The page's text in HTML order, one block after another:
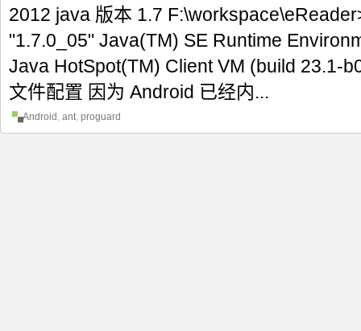
2012 java 版本 1.7
"1.7.0_05" Java(TM) SE Runtime
Java HotSpot(TM) Client VM (build 23.1-
文件配置 因为 Android 已经内...
Android , ant, proguard